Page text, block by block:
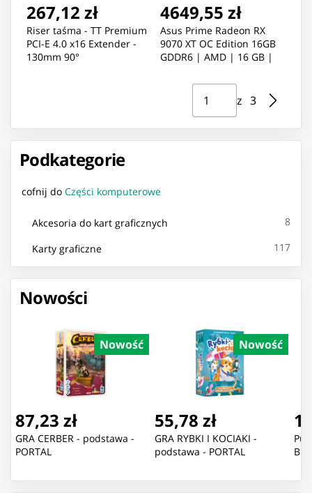
Podkategorie
cofnij do Części komputerowe
Akcesoria do kart graficznych 8
Karty graficzne 117
Nowości
Nowość
87,23 zł
GRA CERBER - podstawa -
PORTAL
Nowość
55,78 zł
GRA RYBKI I KOCIAKI -
podstawa - PORTAL
267,12 zł
Riser taśma - TT Premium
PCI-E 4.0 x16 Extender -
130mm 90°
4649,55 zł
Asus Prime Radeon RX
9070 XT OC Edition 16GB
GDDR6 | AMD | 16 GB |
GDDR6 | HDMI ports
quantity 1 | PCI Expre
Strona ⁨1⁩ z ⁨3⁩
z ⁨3⁩
Przejdź do strony